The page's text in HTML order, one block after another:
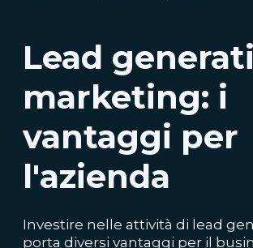
Lead
marketing: i
vantaggi per
l'azienda
Investire nelle attività di lead
porta diversi vantaggi per il